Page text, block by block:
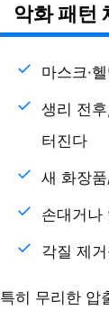
악화 패턴
마스크·
생리 전
터진다
새 화장
손대거나
각질 제
특히 무리한 압